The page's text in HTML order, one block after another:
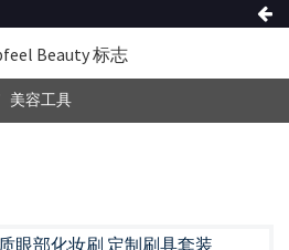
美容工具